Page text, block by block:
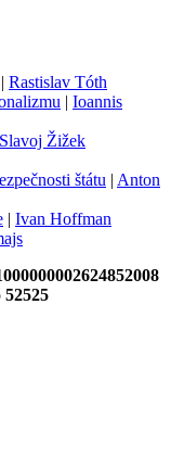
| Rastislav Tóth
| Ioannis
Slavoj Žižek
štátu | Anton
| Ivan Hoffman
52525